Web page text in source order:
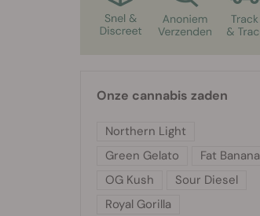
Onze cannabis zaden
Northern Light
Green Gelato
Fat Banana
OG Kush
Sour Diesel
Royal Gorilla